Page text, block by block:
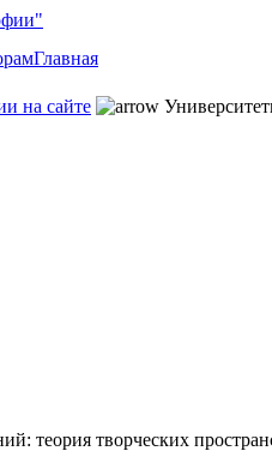
Главная
на сайте
теория творческих